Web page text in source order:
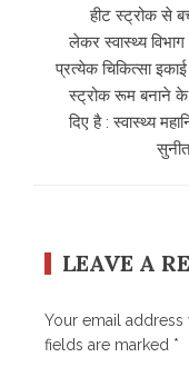
हीट स्ट्रोक से
लेकर स्वास्थ्य
प्रत्येक चिकित्सा
स्ट्रोक रूम बनाने के
दिए है : स्वास्थ्य
LEAVE A
Your email
fields are marked *